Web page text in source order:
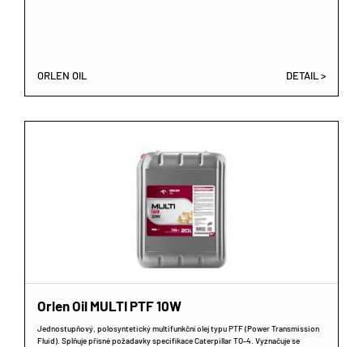
ORLEN OIL DETAIL >
Orlen Oil MULTI PTF 10W
Jednostupňový, polosyntetický multifunkční olej typu PTF (Power Transmission
Fluid). Splňuje přísné požadavky specifikace Caterpillar TO-4. Vyznačuje se